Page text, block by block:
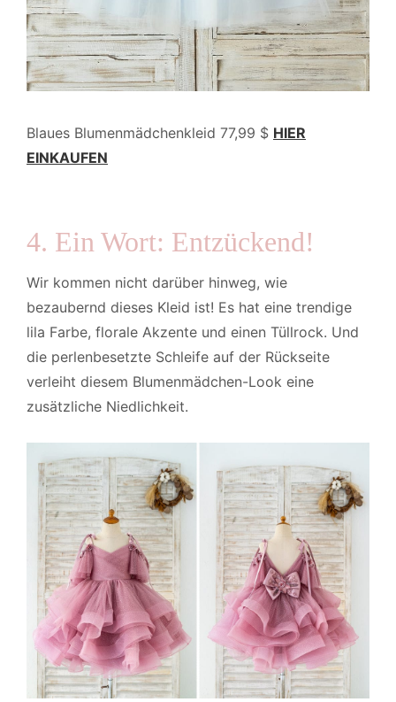
Blaues Blumenmädchenkleid 77,99 $ HIER
EINKAUFEN
4. Ein Wort: Entzückend!
Wir kommen nicht darüber hinweg, wie
bezaubernd dieses Kleid ist! Es hat eine trendige
lila Farbe, florale Akzente und einen Tüllrock. Und
die perlenbesetzte Schleife auf der Rückseite
verleiht diesem Blumenmädchen-Look eine
zusätzliche Niedlichkeit.